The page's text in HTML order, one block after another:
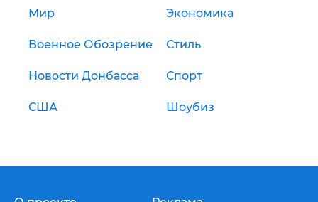
Мир Экономика
Военное Обозрение Стиль
Новости Донбасса Спорт
США Шоубиз